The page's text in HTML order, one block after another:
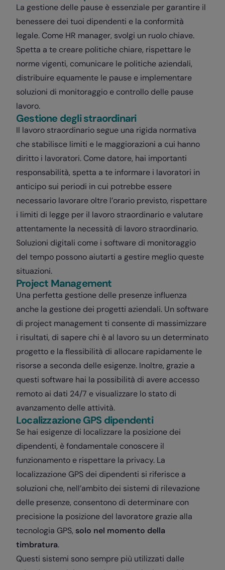
La gestione delle pause è essenziale per garantire il
benessere dei tuoi dipendenti e la conformità
legale. Come HR manager, svolgi un ruolo chiave.
Spetta a te creare politiche chiare, rispettare le
norme vigenti, comunicare le politiche aziendali,
distribuire equamente le pause e implementare
soluzioni di monitoraggio e controllo delle pause
lavoro.
Gestione degli straordinari
Il lavoro straordinario segue una rigida normativa
che stabilisce limiti e le maggiorazioni a cui hanno
diritto i lavoratori. Come datore, hai importanti
responsabilità, spetta a te informare i lavoratori in
anticipo sui periodi in cui potrebbe essere
necessario lavorare oltre l’orario previsto, rispettare
i limiti di legge per il lavoro straordinario e valutare
attentamente la necessità di lavoro straordinario.
Soluzioni digitali come i software di monitoraggio
del tempo possono aiutarti a gestire meglio queste
situazioni.
Project Management
Una perfetta gestione delle presenze influenza
anche la gestione dei progetti aziendali. Un software
di project management ti consente di massimizzare
i risultati, di sapere chi è al lavoro su un determinato
progetto e la flessibilità di allocare rapidamente le
risorse a seconda delle esigenze. Inoltre, grazie a
questi software hai la possibilità di avere accesso
remoto ai dati 24/7 e visualizzare lo stato di
avanzamento delle attività.
Localizzazione GPS dipendenti
Se hai esigenze di localizzare la posizione dei
dipendenti, è fondamentale conoscere il
funzionamento e rispettare la privacy. La
localizzazione GPS dei dipendenti si riferisce a
soluzioni che, nell’ambito dei sistemi di rilevazione
delle presenze, consentono di determinare con
precisione la posizione del lavoratore grazie alla
tecnologia GPS, solo nel momento della
timbratura.
Questi sistemi sono sempre più utilizzati dalle